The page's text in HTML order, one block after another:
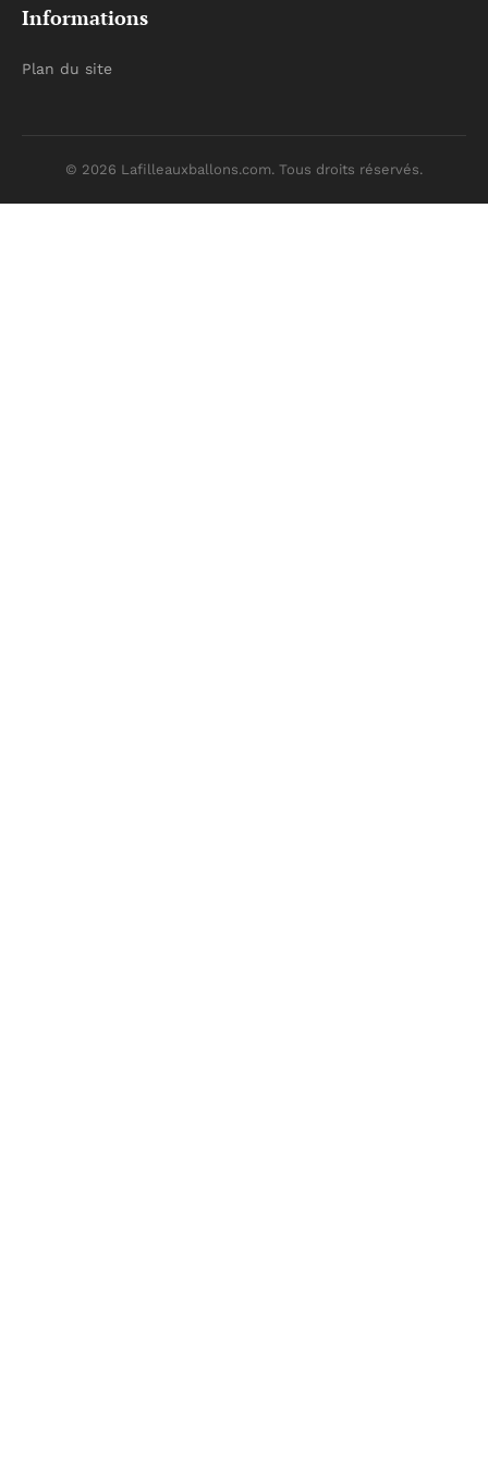
Informations
Plan du site
© 2026 Lafilleauxballons.com. Tous droits réservés.